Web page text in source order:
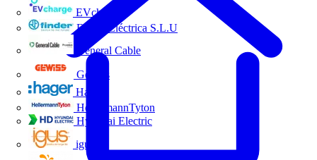
EVcharge
Finder Eléctrica S.L.U
General Cable
Gewiss
Hager
HellermannTyton
Hyundai Electric
igus